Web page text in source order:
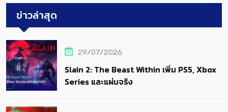
ข่าวล่าสุด
29/07/2026
Slain 2: The Beast Within เพิ่ม PS5, Xbox
Series และแผ่นจริง